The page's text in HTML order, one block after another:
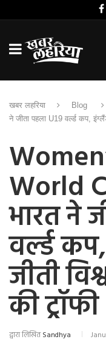
खबर लहरिया Blog
ने जीता पहला U19 वर्ल्ड कप,
World
भारत ने
वर्ल्ड
जीती
की ट्रॉफी
द्वारा लिखितSandhya